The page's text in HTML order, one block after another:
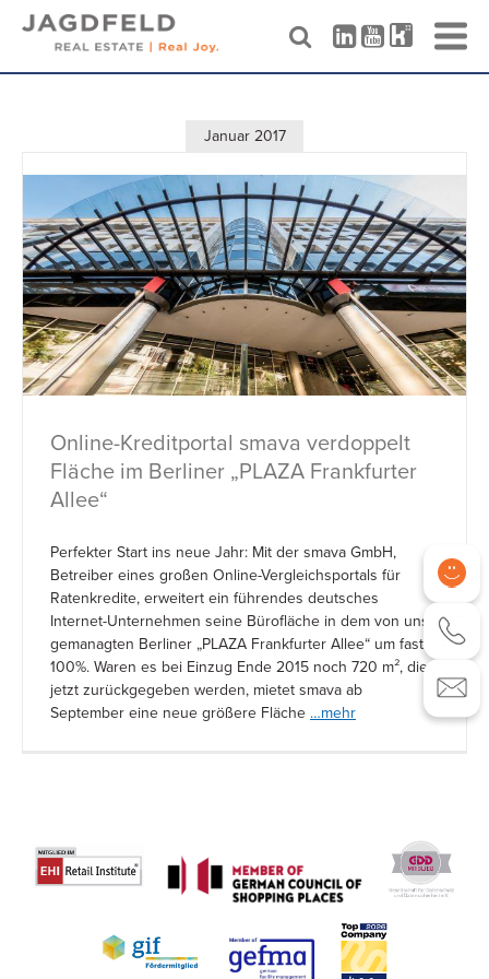
Skip
Januar 2017
Online-Kreditportal smava verdoppelt
Fläche im Berliner „PLAZA Frankfurter
Allee“
Perfekter Start ins neue Jahr: Mit der smava GmbH,
Betreiber eines großen Online-Vergleichsportals für
Ratenkredite, erweitert ein führendes deutsches
Internet-Unternehmen seine Bürofläche in dem von uns
gemanagten Berliner „PLAZA Frankfurter Allee“ um fast
100%. Waren es bei Einzug Ende 2015 noch 720 m², die
jetzt zurückgegeben werden, mietet smava ab
September eine neue größere Fläche …mehr